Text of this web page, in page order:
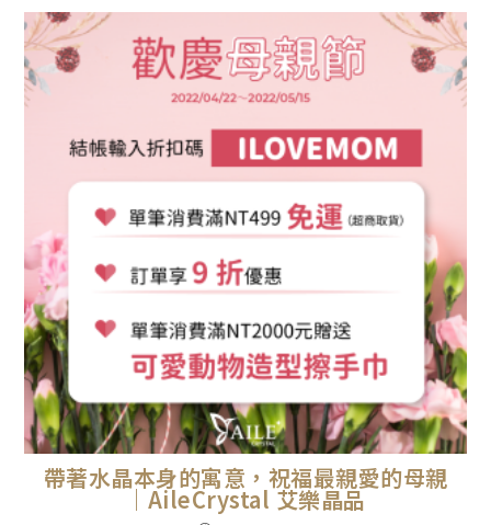
帶著水晶本身的寓意，祝福最親愛的母親
｜AileCrystal 艾樂晶品